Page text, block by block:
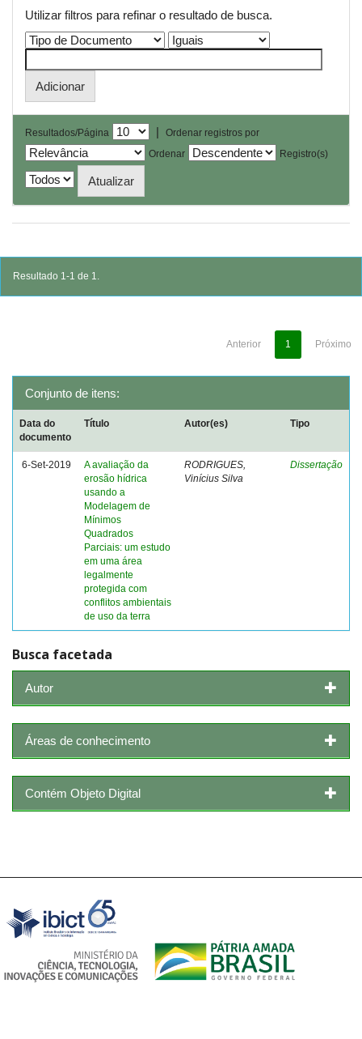
Utilizar filtros para refinar o resultado de busca.
Resultados/Página |
Ordenar registros por
Ordenar
Registro(s)
Resultado 1-1 de 1.
Anterior 1 Próximo
Conjunto de itens:
Data do
documento
Título Autor(es) Tipo
6-Set-2019
A avaliação da
erosão hídrica
usando a
Modelagem de
Mínimos
Quadrados
Parciais: um estudo
em uma área
legalmente
protegida com
conflitos ambientais
de uso da terra
RODRIGUES,
Vinícius Silva
Dissertação
Busca facetada
Autor
Áreas de conhecimento
Contém Objeto Digital